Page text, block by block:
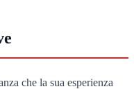
che la sua esperienza